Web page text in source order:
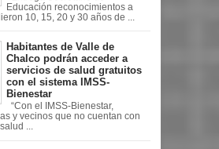
Educación reconocimientos a
10, 15, 20 y 30 años de ...
Habitantes de Valle de
Chalco podrán acceder a
servicios de salud gratuitos
con el sistema IMSS-
Bienestar
“Con el IMSS-Bienestar,
y vecinos que no cuentan con
...